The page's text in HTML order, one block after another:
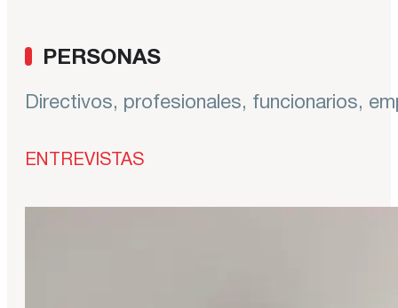
PERSONAS
Directivos, profesionales, funcionarios,
ENTREVISTAS